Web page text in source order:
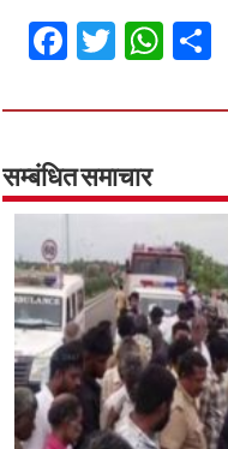
Fa
ce
b
o
o
k
T
wi
tt
er
W
h
at
p
p
सम्बंधित समाचार